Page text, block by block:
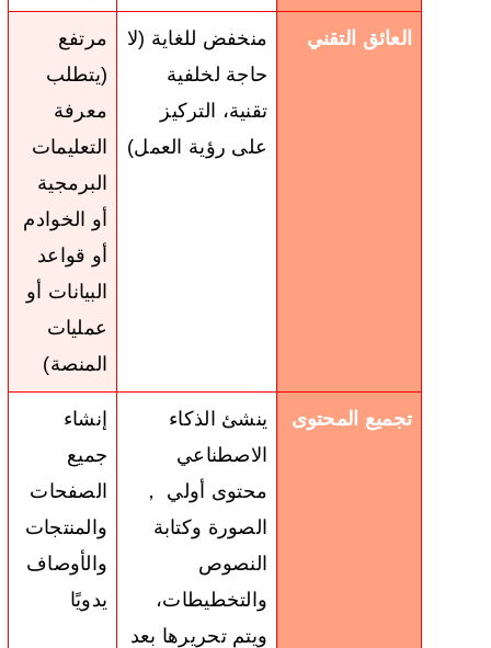
العائق التقني
منخفض للغاية (لا
حاجة لخلفية
تقنية، التركيز
على رؤية العمل)
مرتفع
(يتطلب
معرفة
التعليمات
البرمجية
أو الخوادم
أو قواعد
البيانات أو
عمليات
المنصة)
تجميع المحتوى
ينشئ الذكاء
الاصطناعي
محتوى أولي ，
الصورة وكتابة
النصوص
والتخطيطات،
ويتم تحريرها بعد
إنشاء
جميع
الصفحات
والمنتجات
والأوصاف
يدويًا